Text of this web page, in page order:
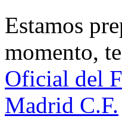
Estamos
momento,
Oficial del
Madrid C.F.